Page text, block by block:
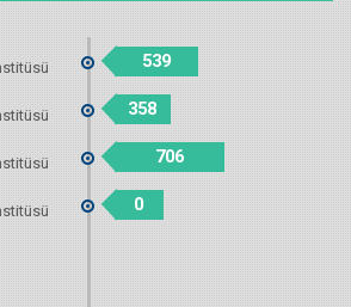
539
358
706
0